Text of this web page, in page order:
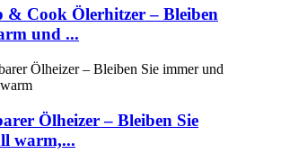
& Cook Ölerhitzer – Bleiben
und ...
Ölheizer – Bleiben Sie
warm,...